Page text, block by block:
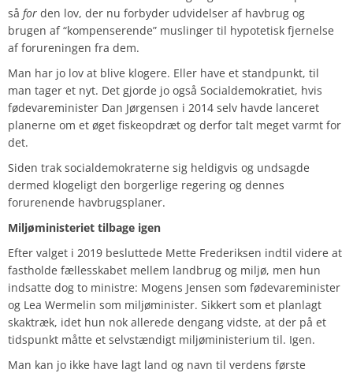
så for den lov, der nu forbyder udvidelser af havbrug og
brugen af “kompenserende” muslinger til hypotetisk fjernelse
af forureningen fra dem.
Man har jo lov at blive klogere. Eller have et standpunkt, til
man tager et nyt. Det gjorde jo også Socialdemokratiet, hvis
fødevareminister Dan Jørgensen i 2014 selv havde lanceret
planerne om et øget fiskeopdræt og derfor talt meget varmt for
det.
Siden trak socialdemokraterne sig heldigvis og undsagde
dermed klogeligt den borgerlige regering og dennes
forurenende havbrugsplaner.
Miljøministeriet tilbage igen
Efter valget i 2019 besluttede Mette Frederiksen indtil videre at
fastholde fællesskabet mellem landbrug og miljø, men hun
indsatte dog to ministre: Mogens Jensen som fødevareminister
og Lea Wermelin som miljøminister. Sikkert som et planlagt
skaktræk, idet hun nok allerede dengang vidste, at der på et
tidspunkt måtte et selvstændigt miljøministerium til. Igen.
Man kan jo ikke have lagt land og navn til verdens første